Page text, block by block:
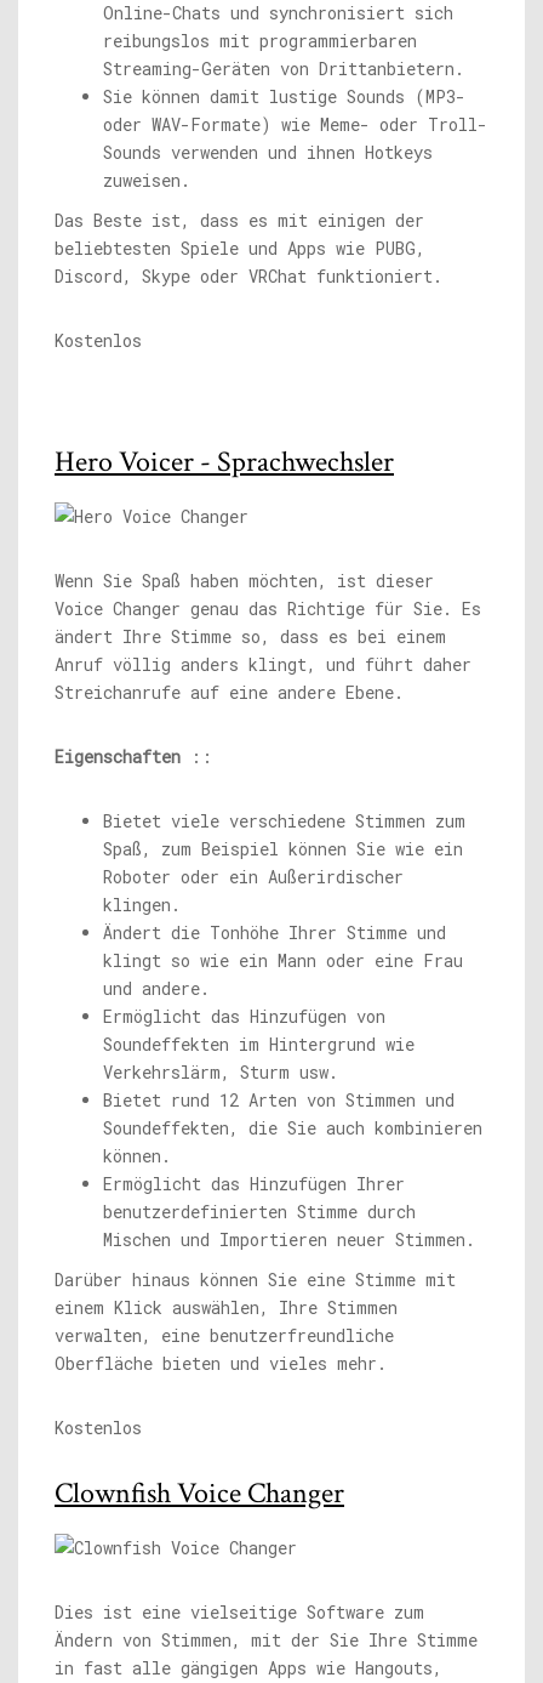
Online-Chats und synchronisiert sich
reibungslos mit programmierbaren
Streaming-Geräten von Drittanbietern.
Sie können damit lustige Sounds (MP3-
oder WAV-Formate) wie Meme- oder Troll-
Sounds verwenden und ihnen Hotkeys
zuweisen.
Das Beste ist, dass es mit einigen der
beliebtesten Spiele und Apps wie PUBG,
Discord, Skype oder VRChat funktioniert.
Kostenlos
Hero Voicer - Sprachwechsler
Wenn Sie Spaß haben möchten, ist dieser
Voice Changer genau das Richtige für Sie. Es
ändert Ihre Stimme so, dass es bei einem
Anruf völlig anders klingt, und führt daher
Streichanrufe auf eine andere Ebene.
Eigenschaften ::
Bietet viele verschiedene Stimmen zum
Spaß, zum Beispiel können Sie wie ein
Roboter oder ein Außerirdischer
klingen.
Ändert die Tonhöhe Ihrer Stimme und
klingt so wie ein Mann oder eine Frau
und andere.
Ermöglicht das Hinzufügen von
Soundeffekten im Hintergrund wie
Verkehrslärm, Sturm usw.
Bietet rund 12 Arten von Stimmen und
Soundeffekten, die Sie auch kombinieren
können.
Ermöglicht das Hinzufügen Ihrer
benutzerdefinierten Stimme durch
Mischen und Importieren neuer Stimmen.
Darüber hinaus können Sie eine Stimme mit
einem Klick auswählen, Ihre Stimmen
verwalten, eine benutzerfreundliche
Oberfläche bieten und vieles mehr.
Kostenlos
Clownfish Voice Changer
Dies ist eine vielseitige Software zum
Ändern von Stimmen, mit der Sie Ihre Stimme
in fast alle gängigen Apps wie Hangouts,